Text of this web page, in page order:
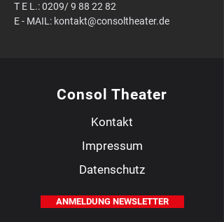
T E L.: 0209/ 9 88 22 82
E - MAIL: kontakt@consoltheater.de
Consol Theater
Kontakt
Impressum
Datenschutz
ANMELDUNG NEWSLETTER